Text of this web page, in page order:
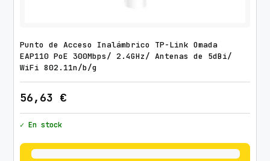
Punto de Acceso Inalámbrico TP-Link Omada
EAP110 PoE 300Mbps/ 2.4GHz/ Antenas de 5dBi/
WiFi 802.11n/b/g
56,63 €
✓ En stock